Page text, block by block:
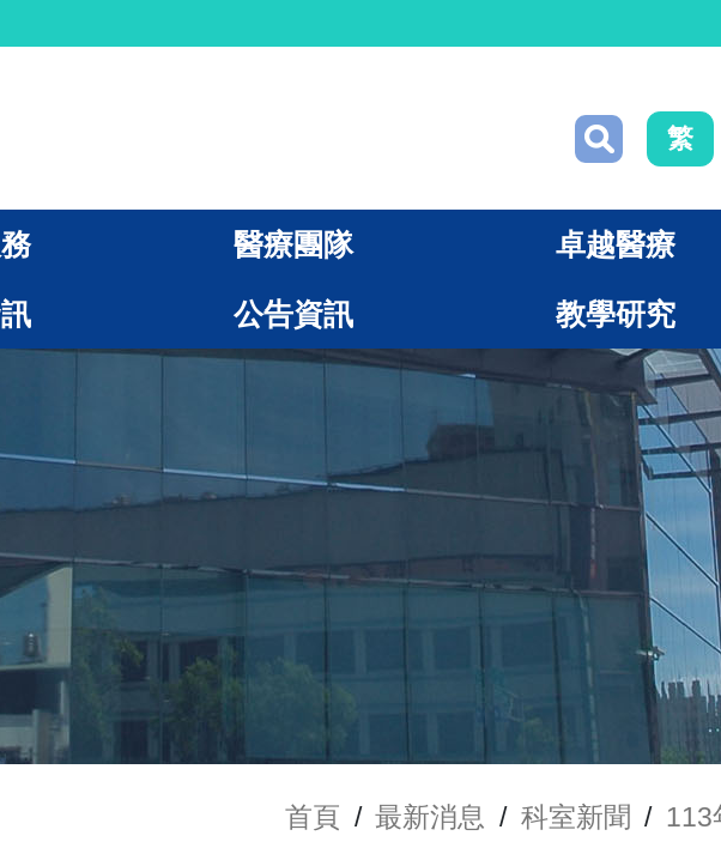
繁
醫療團隊 卓越醫療
公告資訊 教學研究
首頁 / 最新消息 / 科室新聞 / 113